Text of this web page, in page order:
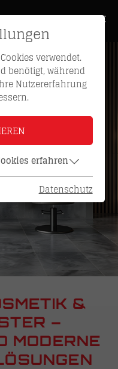
&
–
MODERNE
verwendet.
benötigt, während
Nutzererfahrung
erfahren
Datenschutz